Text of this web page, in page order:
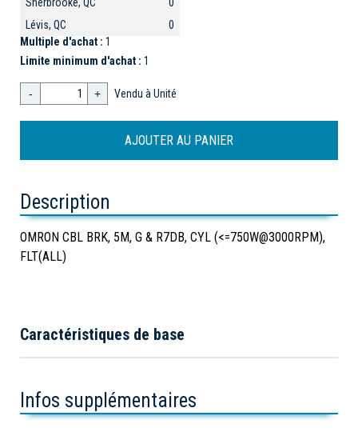
Sherbrooke, QC
0
Lévis, QC
0
Multiple d'achat : 1
Limite minimum d'achat : 1
- + Vendu à Unité
Description
OMRON CBL BRK, 5M, G & R7DB, CYL (<=750W@3000RPM),
FLT(ALL)
Caractéristiques de base
Infos supplémentaires